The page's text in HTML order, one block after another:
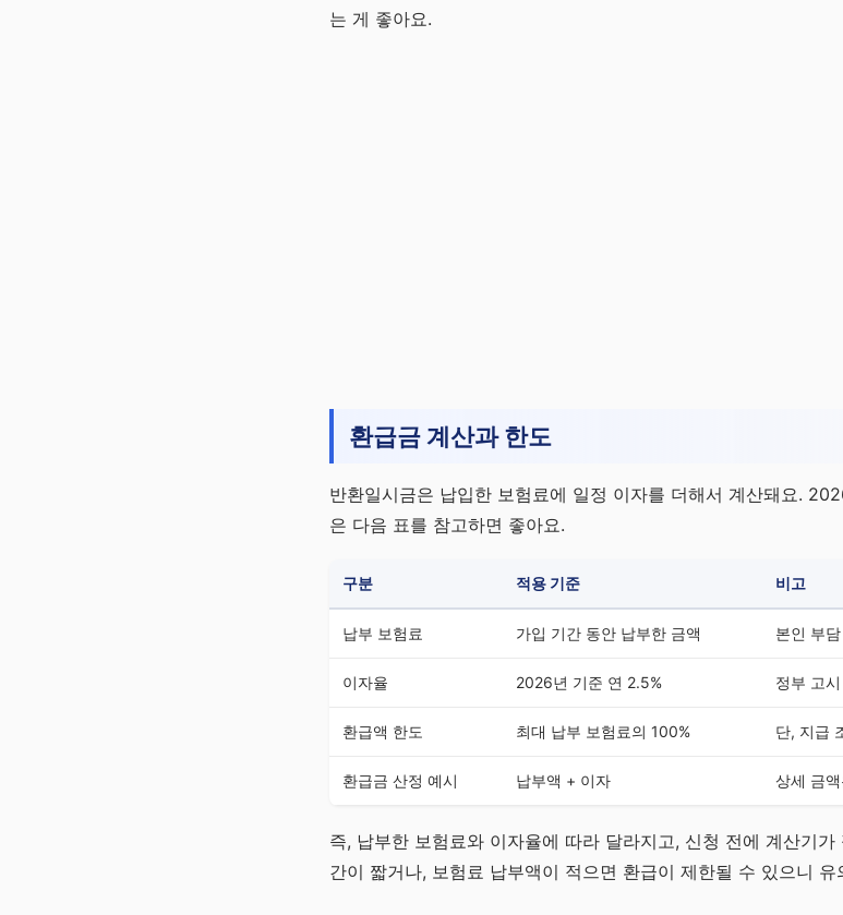
는 게 좋아요.
환급금 계산과 한도
반환일시금은 납입한 보험료에 일정 이자를 더해서 계산돼요.
은 다음 표를 참고하면 좋아요.
구분 적용 기준 비고
납부 보험료 가입 기간 동안 납부한 금액 본인 부
이자율 2026년 기준 연 2.5% 정부 고
환급액 한도 최대 납부 보험료의 100% 단, 지급
환급금 산정 예시 납부액 + 이자 상세 금
즉, 납부한 보험료와 이자율에 따라 달라지고, 신청 전에 계산기
간이 짧거나, 보험료 납부액이 적으면 환급이 제한될 수 있으니 유